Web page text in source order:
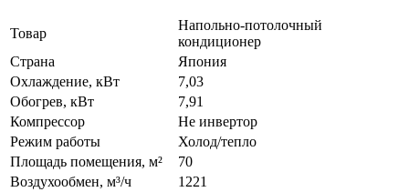
Товар
Напольно-потолочный
кондиционер
Страна
Япония
Охлаждение, кВт
7,03
Обогрев, кВт
7,91
Компрессор
Не инвертор
Режим работы
Холод/тепло
Площадь помещения, м²
70
Воздухообмен, м³/ч
1221